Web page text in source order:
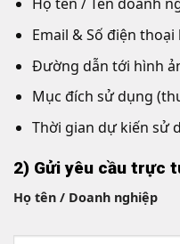
Họ tên / Tên doanh
Email & Số điện thoại
Đường dẫn tới hình
Mục đích sử dụng
Thời gian dự kiến sử
2) Gửi yêu cầu trực
Họ tên / Doanh nghiệp